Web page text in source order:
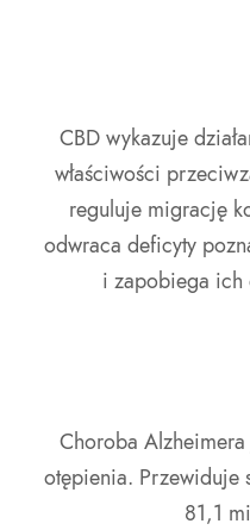
CBD wykazuje
właściwości
reguluje migrację
odwraca deficyty
i zapobiega ich
Choroba Alzheimera
otępienia. Przewiduje
81,1